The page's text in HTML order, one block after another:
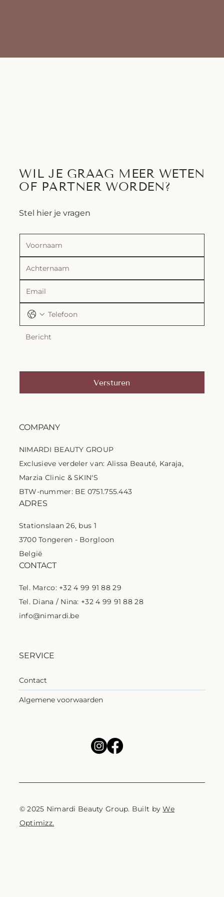
WIL JE GRAAG MEER WETEN
OF PARTNER WORDEN?
Stel hier je vragen
Versturen
© 2025 Nimardi Beauty Group. Built byWe
Optimizz.
SERVICE
Contact
Algemene voorwaarden
COMPANY
NIMARDI BEAUTY GROUP
Exclusieve verdeler van: Alissa Beauté, Karaja,
Marzia Clinic & SKIN'S
BTW-nummer: BE 0751.755.443
ADRES
Stationslaan 26, bus 1
3700 Tongeren - Borgloon
België
CONTACT
Tel. Marco: +32 4 99 91 88 29
Tel. Diana / Nina: +32 4 99 91 88 28
info@nimardi.be